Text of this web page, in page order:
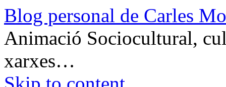
Blog personal de Carles
Animació Sociocultural,
xarxes…